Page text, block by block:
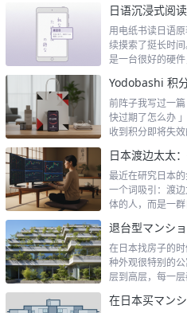
用电纸书读日语
续摸索了挺长时
是一台很好的硬
Yodobashi 积
前阵子我写过一
快过期了怎么办
收到积分即将失
最近在研究日本
一个词吸引：渡
体的人，而是一
在日本找房子的
种外观很特别的
层到高层，每一